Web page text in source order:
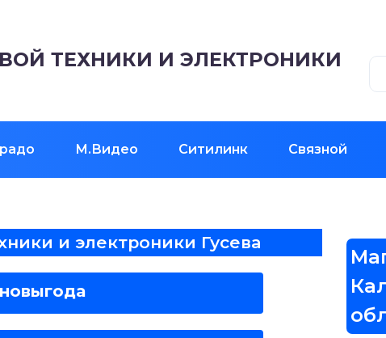
ТЕХНИКИ И ЭЛЕКТРОНИКИ
М.Видео Ситилинк Связной
и электроники Гусева